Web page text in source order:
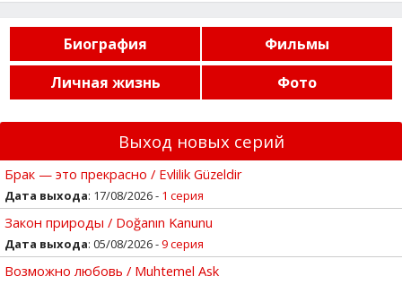
Биография
Фильмы
Личная жизнь
Фото
Выход новых серий
Брак — это прекрасно / Evlilik Güzeldir
Дата выхода: 17/08/2026 - 1 серия
Закон природы / Doğanın Kanunu
Дата выхода: 05/08/2026 -9 серия
Возможно любовь / Muhtemel Ask